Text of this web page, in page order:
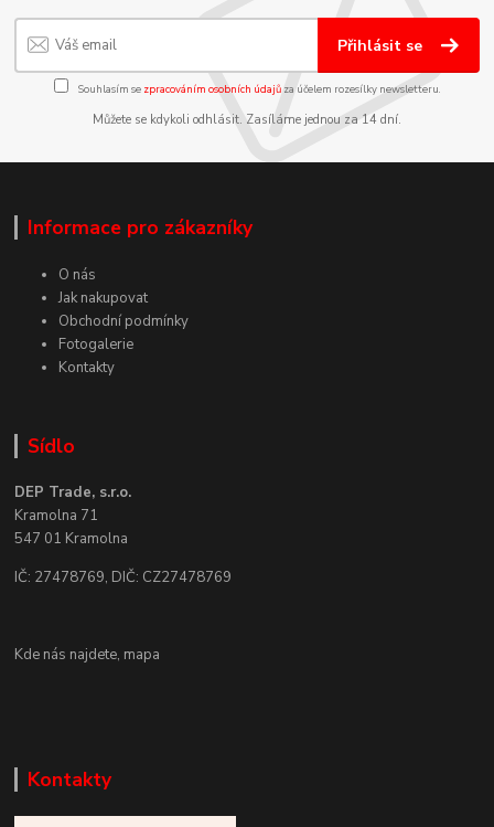
Přihlásit se
Souhlasím se zpracováním osobních údajůza účelem rozesílky newsletteru.
Můžete se kdykoli odhlásit. Zasíláme jednou za 14 dní.
Informace pro zákazníky
O nás
Jak nakupovat
Obchodní podmínky
Fotogalerie
Kontakty
Sídlo
DEP Trade, s.r.o.
Kramolna 71
547 01 Kramolna
IČ: 27478769, DIČ: CZ27478769
Kde nás najdete, mapa
Kontakty